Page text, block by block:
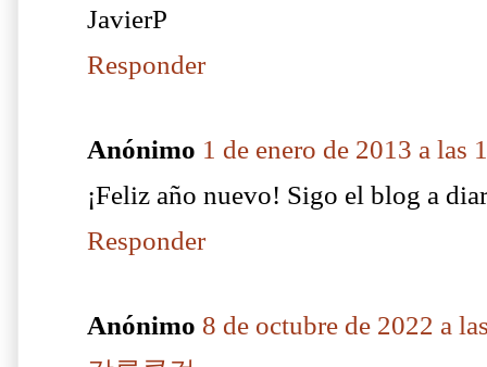
JavierP
Responder
Anónimo 1 de enero de 2013 a las
¡Feliz año nuevo! Sigo el blog a
Responder
Anónimo 8 de octubre de 2022 a